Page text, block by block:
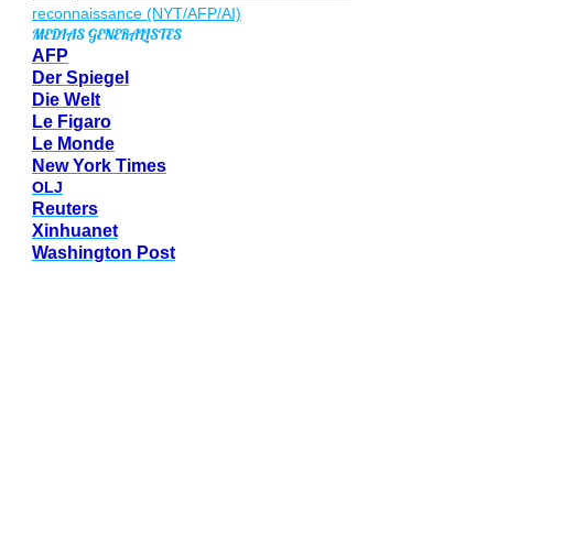
MEDIAS GENERALISTES
AFP
Der Spiegel
Die Welt
Le Figaro
Le Monde
New York Times
OLJ
Reuters
Xinhuanet
Washington Post